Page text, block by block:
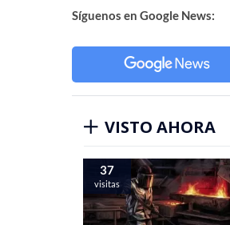
Síguenos en Google News:
VISTO AHORA
37
visitas